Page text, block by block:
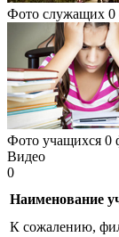
Фото служащих 0
Фото учащихся 0
Видео
0
Наименование
К сожалению,